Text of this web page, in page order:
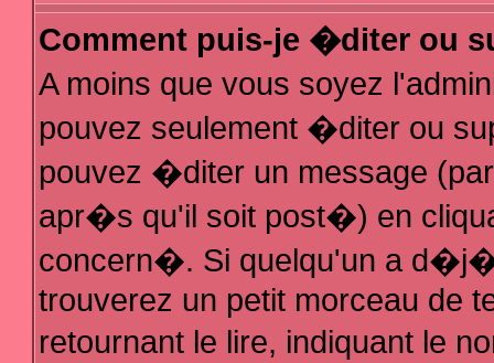
Comment puis-je �diter ou
A moins que vous soyez
pouvez seulement �diter ou
pouvez �diter un message
apr�s qu'il soit post�) en
concern�. Si quelqu'un a
trouverez un petit morceau de
retournant le lire, indiquant le